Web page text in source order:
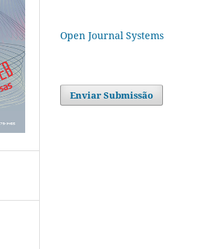
Open Journal Systems
Enviar Submissão